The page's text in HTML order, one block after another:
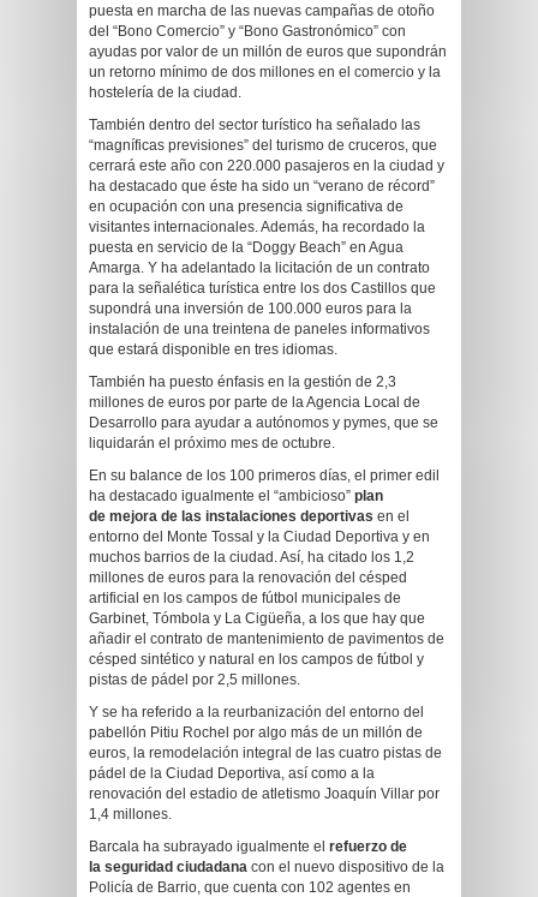
puesta en marcha de las nuevas campañas de otoño
del “Bono Comercio” y “Bono Gastronómico” con
ayudas por valor de un millón de euros que supondrán
un retorno mínimo de dos millones en el comercio y la
hostelería de la ciudad.
También dentro del sector turístico ha señalado las
“magníficas previsiones” del turismo de cruceros, que
cerrará este año con 220.000 pasajeros en la ciudad y
ha destacado que éste ha sido un “verano de récord”
en ocupación con una presencia significativa de
visitantes internacionales. Además, ha recordado la
puesta en servicio de la “Doggy Beach” en Agua
Amarga. Y ha adelantado la licitación de un contrato
para la señalética turística entre los dos Castillos que
supondrá una inversión de 100.000 euros para la
instalación de una treintena de paneles informativos
que estará disponible en tres idiomas.
También ha puesto énfasis en la gestión de 2,3
millones de euros por parte de la Agencia Local de
Desarrollo para ayudar a autónomos y pymes, que se
liquidarán el próximo mes de octubre.
En su balance de los 100 primeros días, el primer edil
ha destacado igualmente el “ambicioso” plan
de mejora de las instalaciones deportivas en el
entorno del Monte Tossal y la Ciudad Deportiva y en
muchos barrios de la ciudad. Así, ha citado los 1,2
millones de euros para la renovación del césped
artificial en los campos de fútbol municipales de
Garbinet, Tómbola y La Cigüeña, a los que hay que
añadir el contrato de mantenimiento de pavimentos de
césped sintético y natural en los campos de fútbol y
pistas de pádel por 2,5 millones.
Y se ha referido a la reurbanización del entorno del
pabellón Pitiu Rochel por algo más de un millón de
euros, la remodelación integral de las cuatro pistas de
pádel de la Ciudad Deportiva, así como a la
renovación del estadio de atletismo Joaquín Villar por
1,4 millones.
Barcala ha subrayado igualmente el refuerzo de
la seguridad ciudadana con el nuevo dispositivo de la
Policía de Barrio, que cuenta con 102 agentes en